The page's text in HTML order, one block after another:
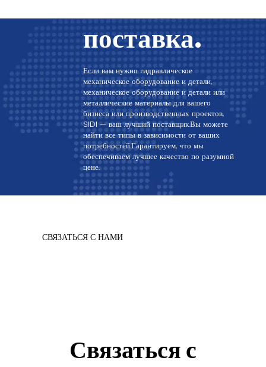
поставка.
Если вам нужно гидравлическое
механическое оборудование и детали,
механическое оборудование и детали или
металлические материалы для вашего
бизнеса или производственных проектов,
SIDI — ваш лучший поставщик.Вы можете
найти все типы в зависимости от ваших
потребностей.Гарантируем, что мы
обеспечиваем лучшее качество по разумной
цене.
СВЯЗАТЬСЯ С НАМИ
Связаться с